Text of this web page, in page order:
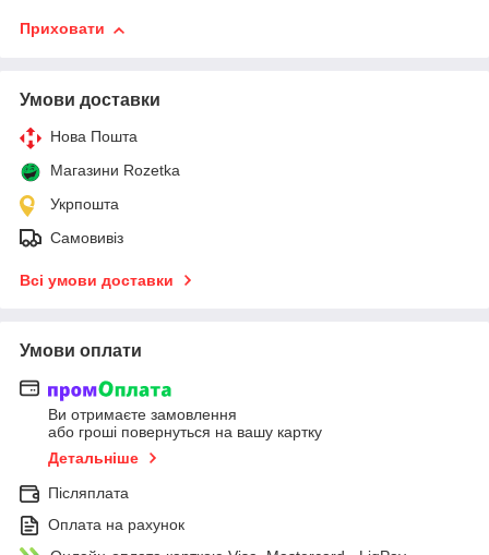
Приховати
Умови доставки
Нова Пошта
Магазини Rozetka
Укрпошта
Самовивіз
Всі умови доставки
Умови оплати
Ви отримаєте замовлення
або гроші повернуться на вашу картку
Детальніше
Післяплата
Оплата на рахунок